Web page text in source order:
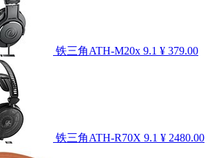
铁三角ATH-M20x 9.1 ¥ 379.00
铁三角ATH-R70X 9.1 ¥ 2480.00